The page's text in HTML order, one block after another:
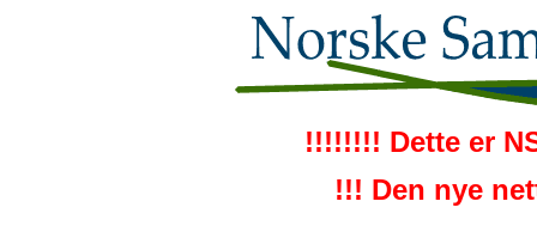
!!!!!!!! Dette er
!!! Den nye